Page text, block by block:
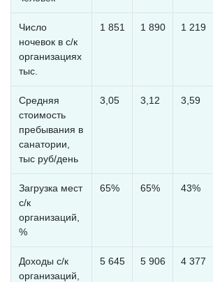
Число
ночевок в с/к
организациях
тыс.
1 851 1 890 1 219
Средняя
стоимость
пребывания в
санатории,
тыс руб/день
3,05 3,12 3,59
Загрузка мест
с/к
организаций,
%
65% 65% 43%
Доходы с/к
организаций,
5 645 5 906 4 377